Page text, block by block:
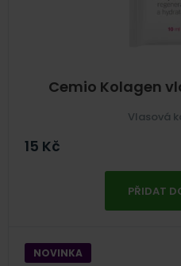
Cemio Kolagen
Vlasová
15 Kč
PŘIDAT
NOVINKA